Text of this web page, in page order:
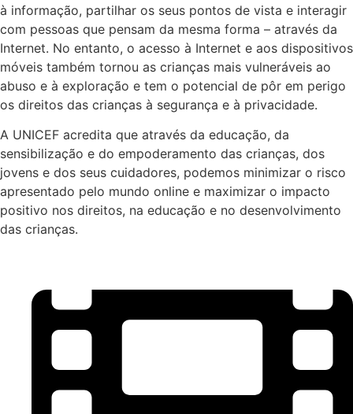
à informação, partilhar os seus pontos de vista e interagir
com pessoas que pensam da mesma forma – através da
Internet. No entanto, o acesso à Internet e aos dispositivos
móveis também tornou as crianças mais vulneráveis ​​ao
abuso e à exploração e tem o potencial de pôr em perigo
os direitos das crianças à segurança e à privacidade.
A UNICEF acredita que através da educação, da
sensibilização e do empoderamento das crianças, dos
jovens e dos seus cuidadores, podemos minimizar o risco
apresentado pelo mundo online e maximizar o impacto
positivo nos direitos, na educação e no desenvolvimento
das crianças.